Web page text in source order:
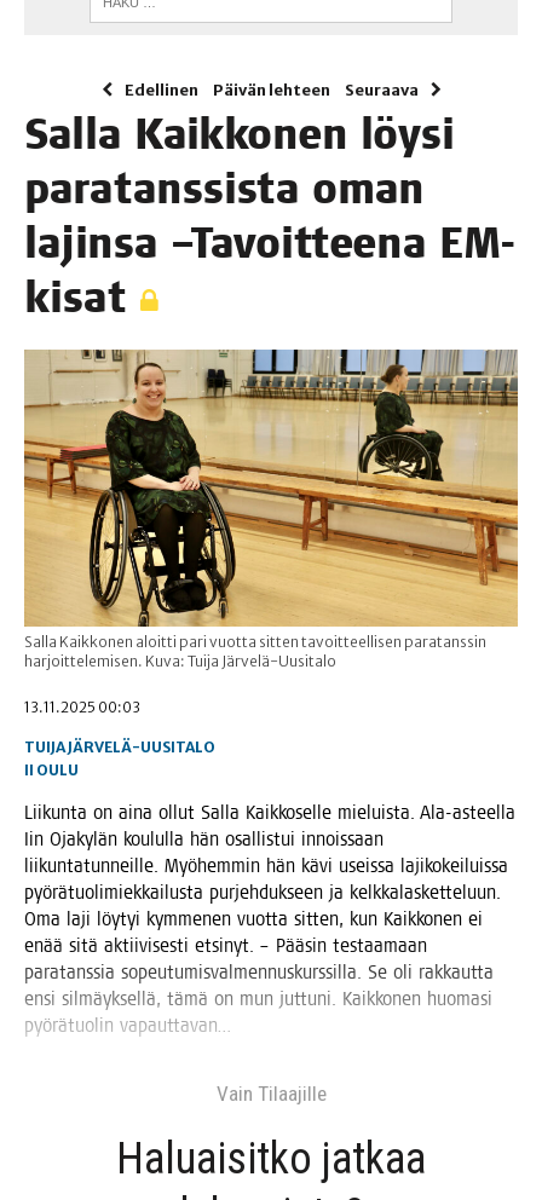
Edellinen Päivän lehteen Seuraava
Sal­la Kaik­ko­nen löy­si
para­tans­sis­ta oman
lajin­sa –Tavoit­tee­na EM-
kisat
Salla Kaikkonen aloitti pari vuotta sitten tavoitteellisen paratanssin
harjoittelemisen. Kuva: Tuija Järvelä-Uusitalo
13.11.2025 00:03
TUIJA JÄRVELÄ-UUSITALO
II OULU
Lii­kun­ta on aina ollut Sal­la Kaik­ko­sel­le mie­luis­ta. Ala-asteel­la
Iin Oja­ky­län kou­lul­la hän osal­lis­tui innois­saan
lii­kun­ta­tun­neil­le. Myö­hem­min hän kävi useis­sa laji­ko­kei­luis­sa
pyö­rä­tuo­li­miek­kai­lus­ta pur­jeh­duk­seen ja kelk­ka­las­ket­te­luun.
Oma laji löy­tyi kym­me­nen vuot­ta sit­ten, kun Kaik­ko­nen ei
enää sitä aktii­vi­ses­ti etsi­nyt. – Pää­sin tes­taa­maan
para­tans­sia sopeu­tu­mis­val­men­nus­kurs­sil­la. Se oli rak­kaut­ta
ensi sil­mäyk­sel­lä, tämä on mun jut­tu­ni. Kaik­ko­nen huo­ma­si
pyö­rä­tuo­lin vapauttavan…
Vain Tilaa­jil­le
Haluai­sit­ko jat­kaa